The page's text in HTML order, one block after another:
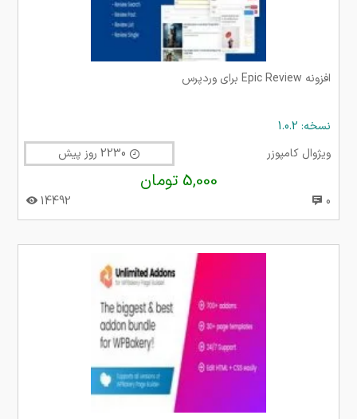
افزونه Epic Review برای وردپرس
نسخه: 1.0.2
ویژوال کامپوزر
5,000 تومان
0
14492